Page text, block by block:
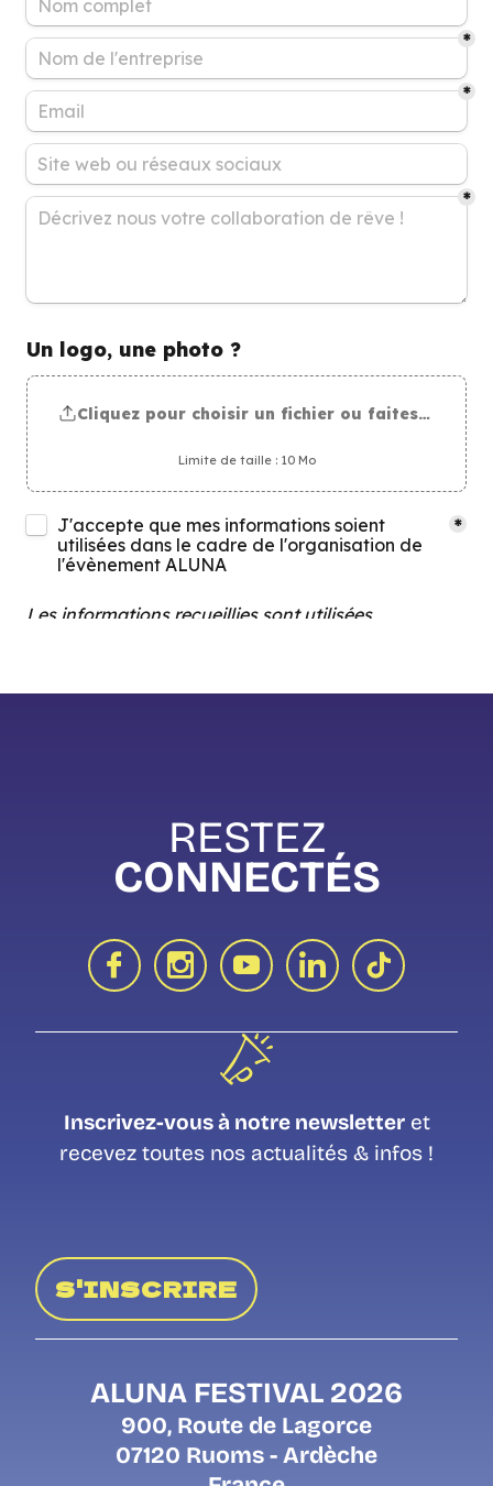
RESTEZ
CONNECTÉS
Inscrivez-vous à notre newsletteret
recevez toutes nos actualités & infos !
S'INSCRIRE
ALUNA FESTIVAL 2026
900, Route de Lagorce
07120 Ruoms - Ardèche